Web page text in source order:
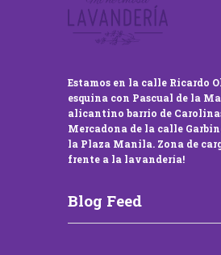
Estamos en la calle Ricardo
esquina con Pascual de la
alicantino barrio de
Mercadona de la calle
la Plaza Manila. Zona de
frente a la lavandería!
Blog Feed